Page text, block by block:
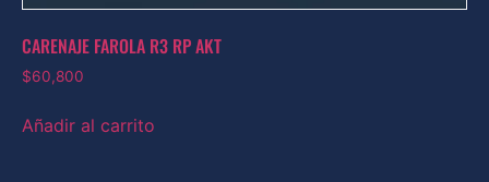
CARENAJE FAROLA R3 RP AKT
$60,800
Añadir al carrito